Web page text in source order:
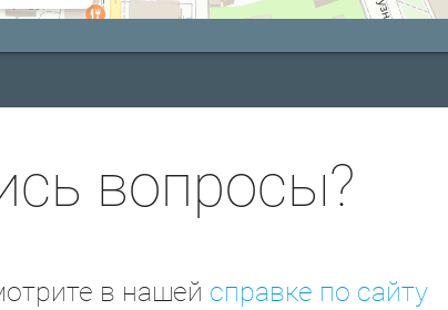
вопросы?
в нашей справке по сайту